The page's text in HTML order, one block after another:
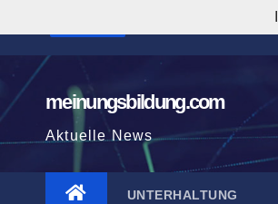
Inhalt
springen
meinungsbildung.com
Aktuelle News
UNTERHALTUNG